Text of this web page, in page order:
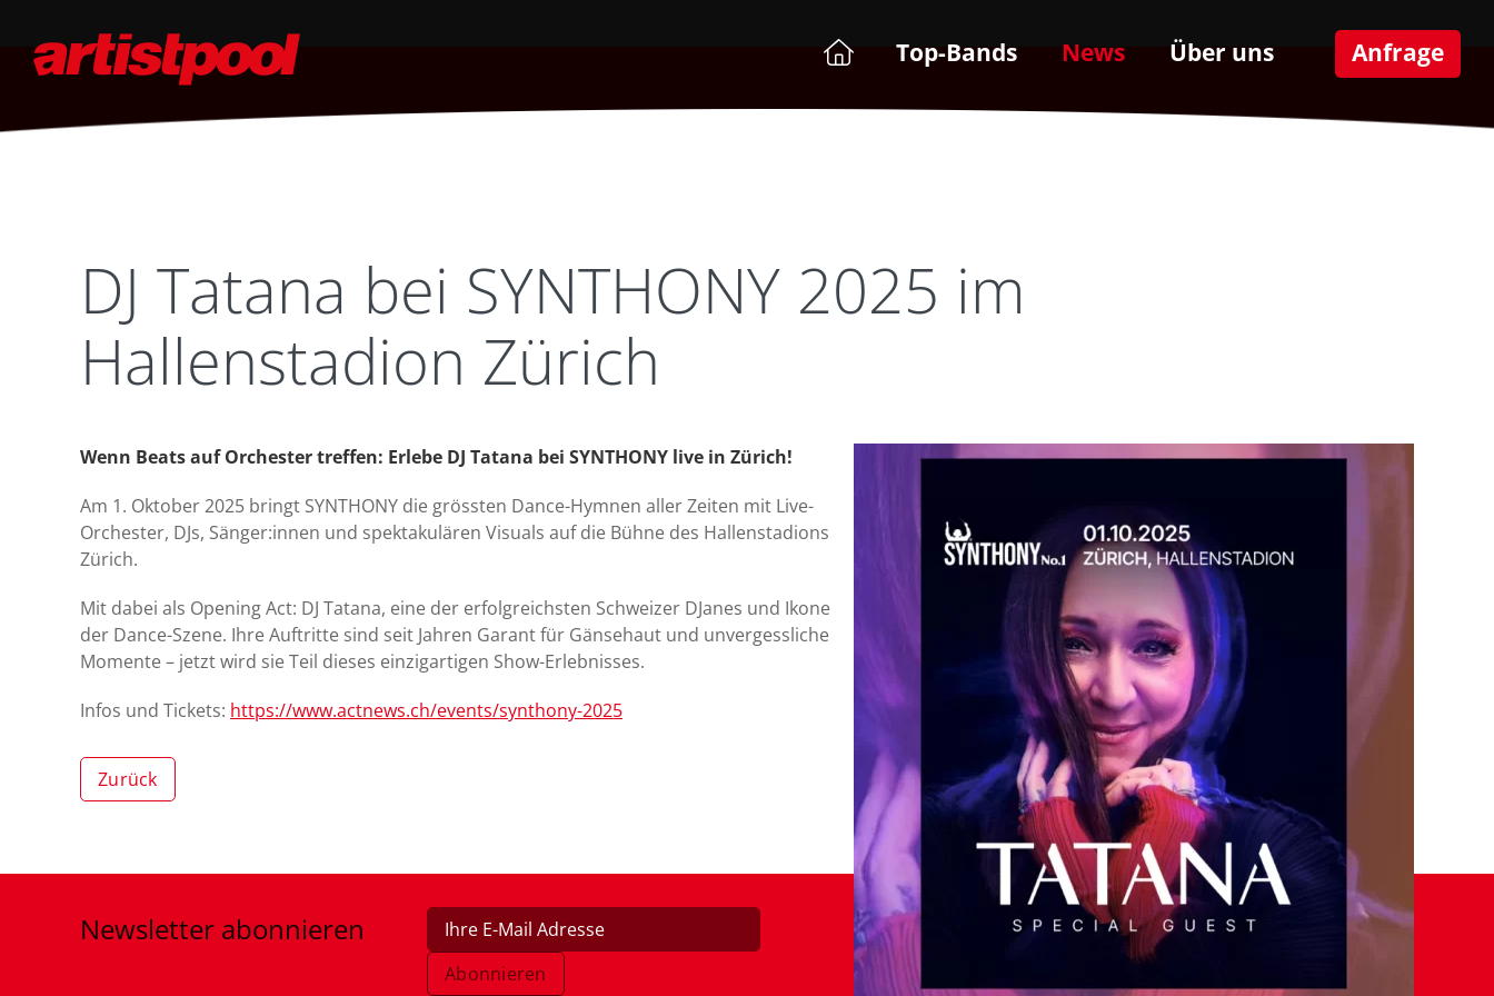
Top-Bands News Über uns Anfrage
DJ Tatana bei SYNTHONY 2025 im
Hallenstadion Zürich
Wenn Beats auf Orchester treffen: Erlebe DJ Tatana bei SYNTHONY live in Zürich!
Am 1. Oktober 2025 bringt SYNTHONY die grössten Dance-Hymnen aller Zeiten mit Live-
Orchester, DJs, Sänger:innen und spektakulären Visuals auf die Bühne des Hallenstadions
Zürich.
Mit dabei als Opening Act: DJ Tatana, eine der erfolgreichsten Schweizer DJanes und Ikone
der Dance-Szene. Ihre Auftritte sind seit Jahren Garant für Gänsehaut und unvergessliche
Momente – jetzt wird sie Teil dieses einzigartigen Show-Erlebnisses.
Infos und Tickets: https://www.actnews.ch/events/synthony-2025
Zurück
Newsletter abonnieren